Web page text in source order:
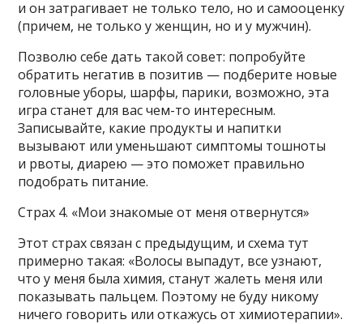
и он затрагивает не только тело, но и самооценку
(причем, не только у женщин, но и у мужчин).
Позволю себе дать такой совет: попробуйте
обратить негатив в позитив — подберите новые
головные уборы, шарфы, парики, возможно, эта
игра станет для вас чем-то интересным.
Записывайте, какие продукты и напитки
вызывают или уменьшают симптомы тошноты
и рвоты, диарею — это поможет правильно
подобрать питание.
Страх 4. «Мои знакомые от меня отвернутся»
Этот страх связан с предыдущим, и схема тут
примерно такая: «Волосы выпадут, все узнают,
что у меня была химия, станут жалеть меня или
показывать пальцем. Поэтому не буду никому
ничего говорить или откажусь от химиотерапии».